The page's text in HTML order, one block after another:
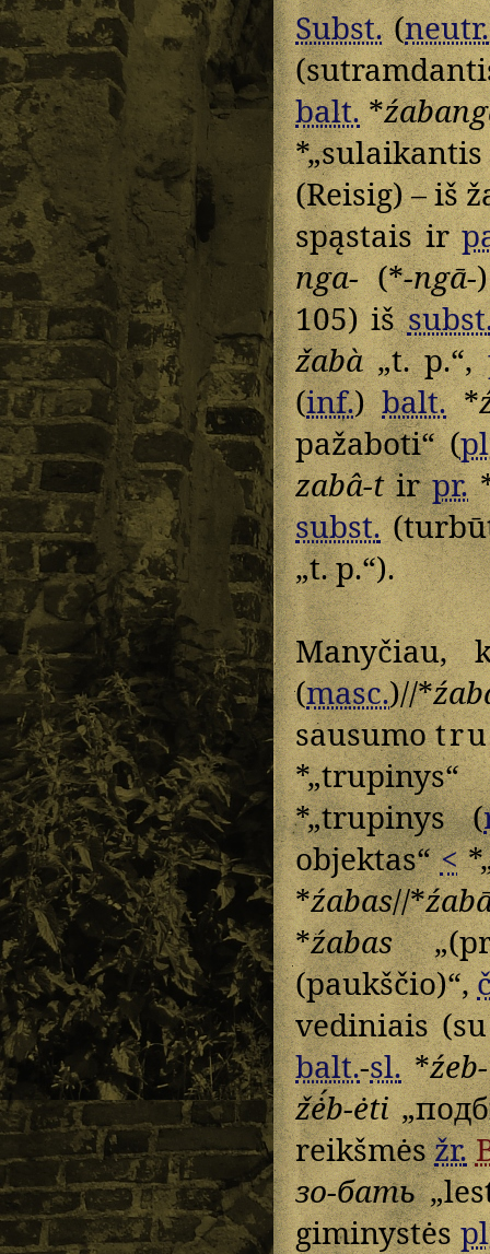
Subst.(neutr.
balt.*
(Reisig) – iš
spąstais ir
nga-(*-ngā-
105) iš
žabà„t. p.“,
(inf.)balt.*
pažaboti“ (
zabâ-tirpr.
subst.
„t. p.“).
(masc.)//*
sausumo
*„trupinys (
objektas“<
*źabas//*
*źabas
(paukščio)“,
vediniais
balt.-sl.*źeb-
žė́b-ėti
reikšmėsžr.
зо-бать
giminystės